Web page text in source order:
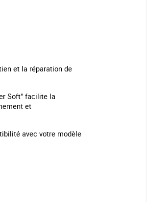
et la réparation de
Soft" facilite la
et
avec votre modèle